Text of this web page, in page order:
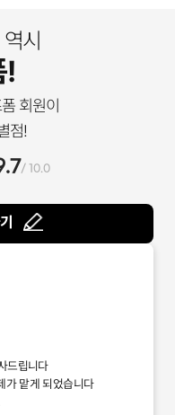
시
!
회원이
점!
/ 10.0
드립니다
가 맡게 되었습니다